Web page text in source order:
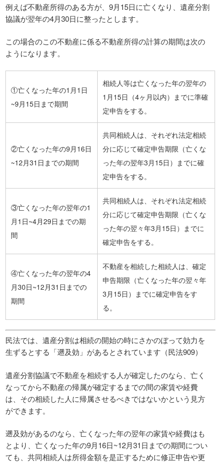
例えば不動産所得のある方が、9月15日に亡くなり、遺産分割
協議が翌年の4月30日に整ったとします。
この場合のこの不動産に係る不動産所得の計算の期間は次の
ようになります。
①亡くなった年の1月1日
~9月15日まで期間
相続人等は亡くなった年の翌年の
1月15日（4ヶ月以内）までに準確
定申告をする。
②亡くなった年の9月16日
~12月31日までの期間
共同相続人は、それぞれ法定相続
分に応じて確定申告期限（亡くな
った年の翌年3月15日）までに確
定申告をする。
③亡くなった年の翌年の1
月1日~4月29日までの期
間
共同相続人は、それぞれ法定相続
分に応じて確定申告期限（亡くな
った年の翌々年3月15日）までに
確定申告をする。
④亡くなった年の翌年の4
月30日~12月31日までの
期間
不動産を相続した相続人は、確定
申告期限（亡くなった年の翌々年
3月15日）までに確定申告をす
る。
民法では、遺産分割は相続の開始の時にさかのぼって効力を
生ずるとする「遡及効」があるとされています（民法909）
遺産分割協議で不動産を相続する人が確定したのなら、亡く
なってから不動産の帰属が確定するまでの間の家賃や経費
は、その相続した人に帰属させるべきではないかという見方
ができます。
遡及効があるのなら、亡くなった年の翌年の家賃や経費はも
とより、亡くなった年の9月16日~12月31日までの期間につい
ても、共同相続人は所得金額を是正するために修正申告や更